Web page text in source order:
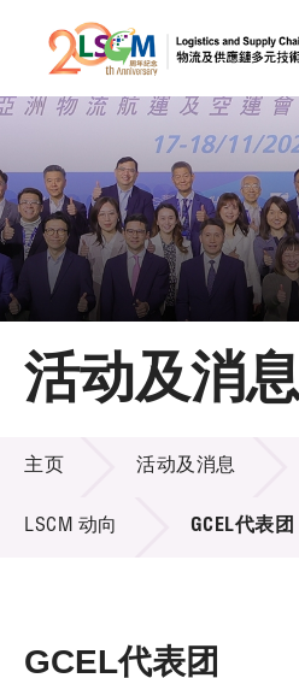
跳到内容（按回
A
主页
关于LSCM
技术商品化
项目及资助计划
活动及消息
活动及消
活动及消息
主页 活动及消息
LSCM 动向 GCEL代表团
GCEL代表团